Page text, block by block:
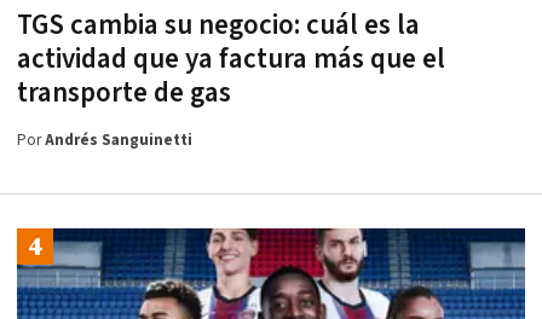
TGS cambia su negocio: cuál es la
actividad que ya factura más que el
transporte de gas
PorAndrés Sanguinetti